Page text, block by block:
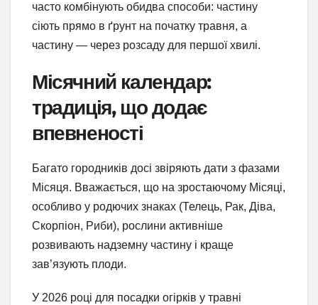
часто комбінують обидва способи: частину
сіють прямо в ґрунт на початку травня, а
частину — через розсаду для першої хвилі.
Місячний календар:
традиція, що додає
впевненості
Багато городників досі звіряють дати з фазами
Місяця. Вважається, що на зростаючому Місяці,
особливо у родючих знаках (Телець, Рак, Діва,
Скорпіон, Риби), рослини активніше
розвивають надземну частину і краще
зав’язують плоди.
У 2026 році для посадки огірків у травні